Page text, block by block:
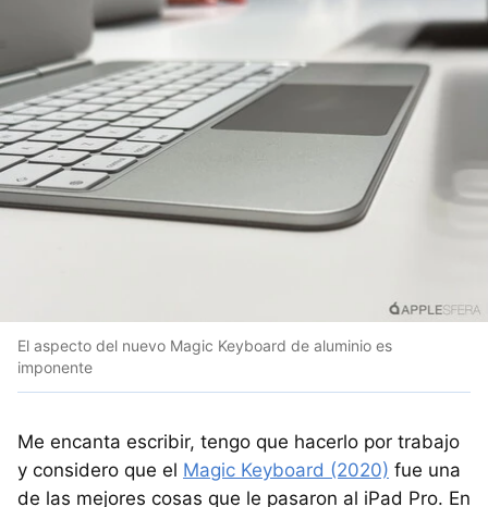
El aspecto del nuevo Magic Keyboard de aluminio es
imponente
Me encanta escribir, tengo que hacerlo por trabajo
y considero que el Magic Keyboard (2020) fue una
de las mejores cosas que le pasaron al iPad Pro. En